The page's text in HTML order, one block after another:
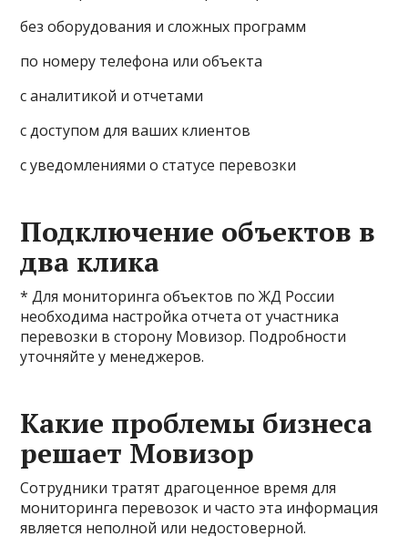
без оборудования и сложных программ
по номеру телефона или объекта
с аналитикой и отчетами
с доступом для ваших клиентов
с уведомлениями о статусе перевозки
Подключение объектов в
два клика
* Для мониторинга объектов по ЖД России
необходима настройка отчета от участника
перевозки в сторону Мовизор. Подробности
уточняйте у менеджеров.
Какие проблемы бизнеса
решает Мовизор
Сотрудники тратят драгоценное время для
мониторинга перевозок и часто эта информация
является неполной или недостоверной.